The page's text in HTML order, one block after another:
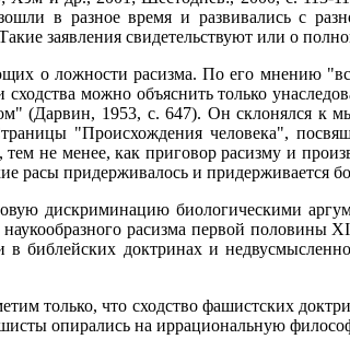
в разное время и развивались с
заявления свидетельствуют или о
о ложности расизма. По его мнению
можно объяснить только
(Дарвин, 1953, с. 647). Он склонялся
"Происхождения человека",
не менее, как приговор расизму и
расы придерживалось и придерживается
дискриминацию биологическими
наукообразного расизма первой
библейских доктринах и
только, что сходство фашистских
опирались на иррациональную